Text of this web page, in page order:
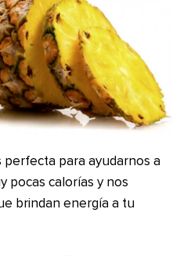
perfecta para ayudarnos a
pocas calorías y nos
brindan energía a tu